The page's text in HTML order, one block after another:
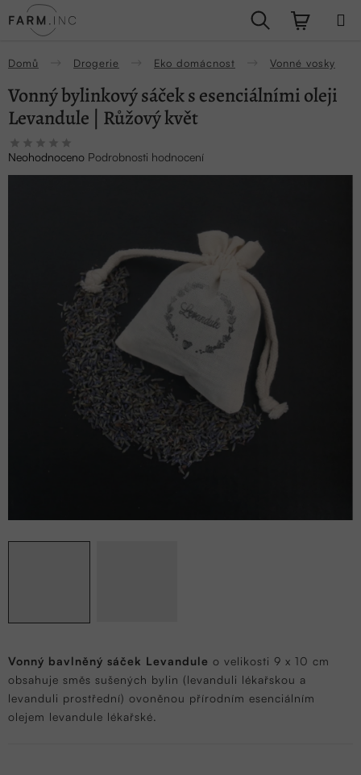
na
Hledat
Domů Drogerie Eko domácnost Vonné vosky
Vonný bavlněný sáček Levandule o velikosti 9 x 10 cm
obsahuje směs sušených bylin (levanduli lékařskou a
levanduli prostřední) ovoněnou přírodním esenciálním
olejem levandule lékařské.
Vonný bylinkový sáček s esenciálními oleji
Levandule | Růžový květ
Průměrné
hodnocení
Neohodnoceno Podrobnosti hodnocení